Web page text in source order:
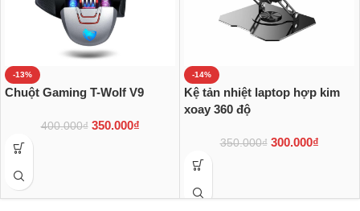
-13%
Chuột Gaming T-Wolf V9
400.000₫ 350.000₫
-14%
Kệ tản nhiệt laptop hợp kim
xoay 360 độ
350.000₫ 300.000₫